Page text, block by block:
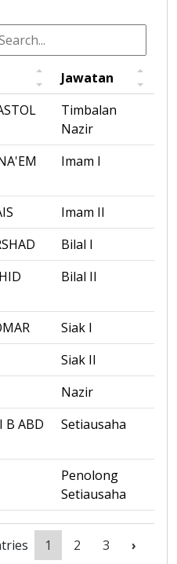
Jawatan
Timbalan
Nazir
Imam I
Imam II
Bilal I
Bilal II
Siak I
Siak II
Nazir
B ABD
Setiausaha
Penolong
Setiausaha
1 2 3 ›